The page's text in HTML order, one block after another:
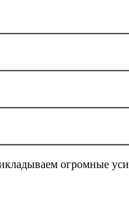
огромные